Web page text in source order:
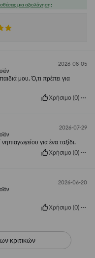
μια αξιολόγηση;
2026-08-05
μου. Ό,τι πρέπει για
Χρήσιμο (0)
2026-07-29
για ένα ταξίδι.
Χρήσιμο (0)
2026-06-20
Χρήσιμο (0)
κριτικών